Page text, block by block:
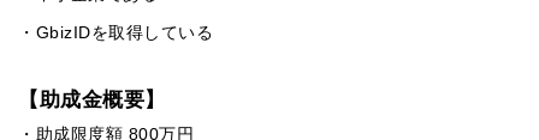
・GbizIDを取得している
【助成金概要】
・助成限度額 800万円